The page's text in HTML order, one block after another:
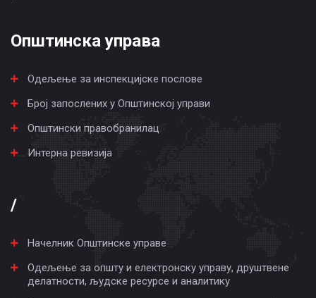
Општинска управа
Одељење за инспекцијске послове
Број запослених у Општинској управи
Општински правобранилац
Интерна ревизија
/
Начелник Општинске управе
Одељење за општу и електронску управу, друштвене
делатности, људске ресурсе и аналитику